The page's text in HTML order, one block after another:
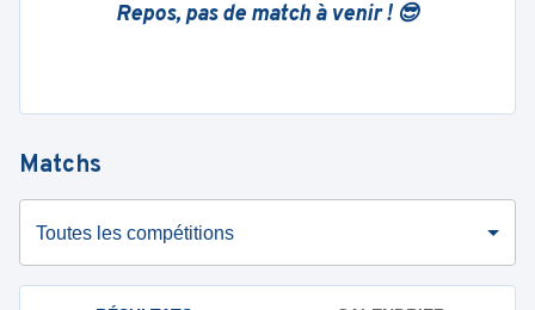
Repos, pas de match à venir ! 😎
Matchs
Toutes les compétitions